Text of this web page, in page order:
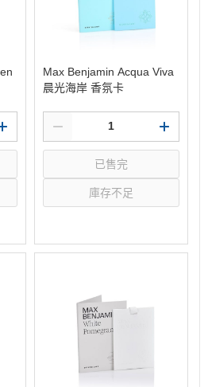
Max Benjamin Acqua Viva
晨光海岸 香氛卡
已售完
庫存不足